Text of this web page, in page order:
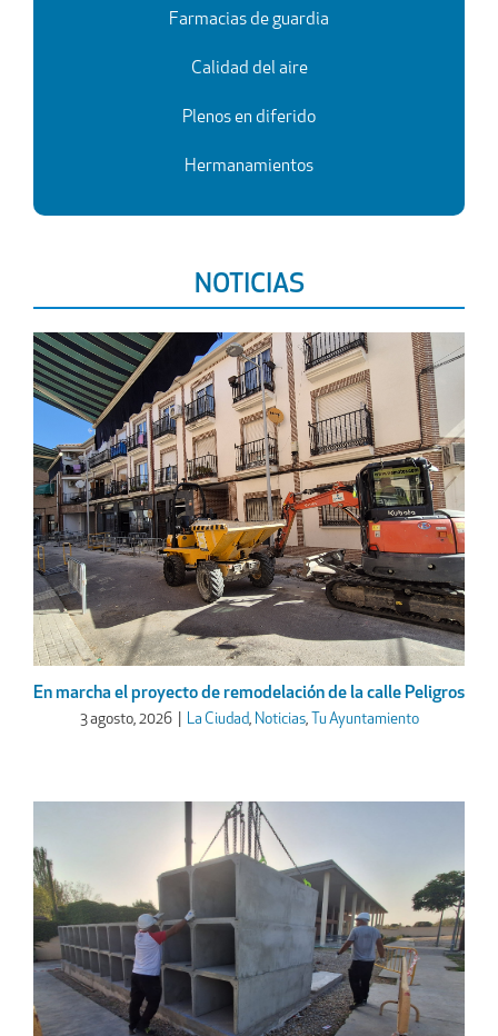
Farmacias de guardia
Calidad del aire
Plenos en diferido
Hermanamientos
NOTICIAS
En marcha el proyecto de remodelación de la calle Peligros
3 agosto, 2026 La Ciudad, Noticias, Tu Ayuntamiento